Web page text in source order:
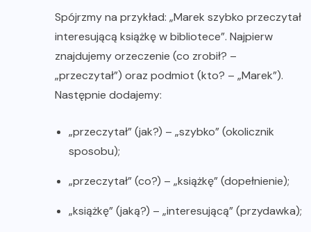
Spójrzmy na przykład: „Marek szybko przeczytał
interesującą książkę w bibliotece”. Najpierw
znajdujemy orzeczenie (co zrobił? –
„przeczytał”) oraz podmiot (kto? – „Marek”).
Następnie dodajemy:
„przeczytał” (jak?) – „szybko” (okolicznik
sposobu);
„przeczytał” (co?) – „książkę” (dopełnienie);
„książkę” (jaką?) – „interesującą” (przydawka);